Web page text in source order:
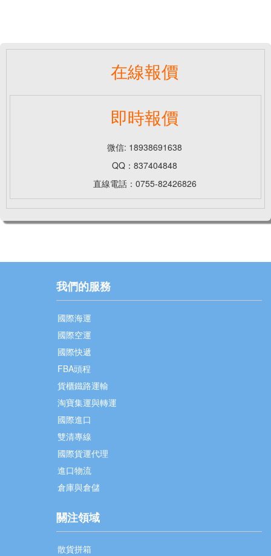
在線報價
即時報價
微信: 18938691638
QQ：837404848
直線電話：0755-82426826
我們的服務
國際海運
國際空運
國際快遞
FBA頭程
貨櫃鐵路運輸
淘寶集運與轉運
國際進口
雙清專線
國際貨運代理
進口物流
倉庫與倉儲
關注領域
散貨拼箱